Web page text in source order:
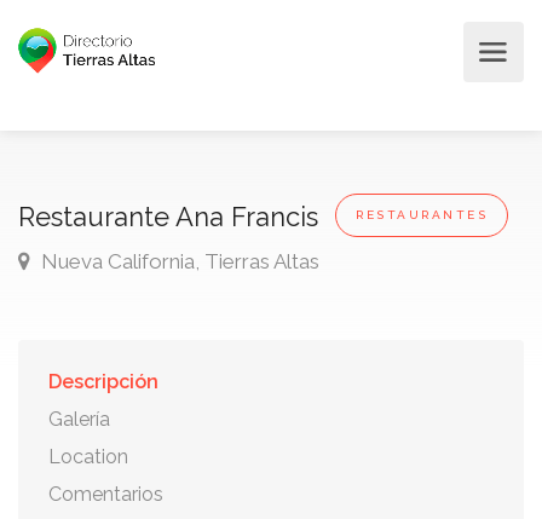
Restaurante Ana Francis RESTAURANTES
Nueva California, Tierras Altas
Descripción
Galería
Location
Comentarios